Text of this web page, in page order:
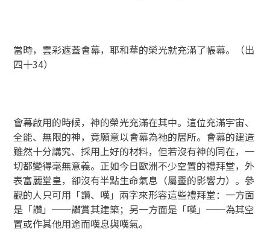
當時，雲彩遮蓋會幕，耶和華的榮光就充滿了帳幕。（出
四十34）
會幕啟用的時候，神的榮光充滿在其中。這位充滿宇宙、
全能、無限的神，竟願意以會幕為祂的居所。會幕的建造
雖然十分講究、採用上好的材料，但若沒有神的同在，一
切都變得毫無意義。正如今日歐洲不少空置的禮拜堂，外
表富麗堂皇，卻沒有半點生命氣息（屬靈的影響力）。參
觀的人只可用「讚、嘆」兩字來形容這些禮拜堂：一方面
是「讚」──讚賞其建築；另一方面是「嘆」──為其空
置或作其他用途而嘆息與嘆氣。